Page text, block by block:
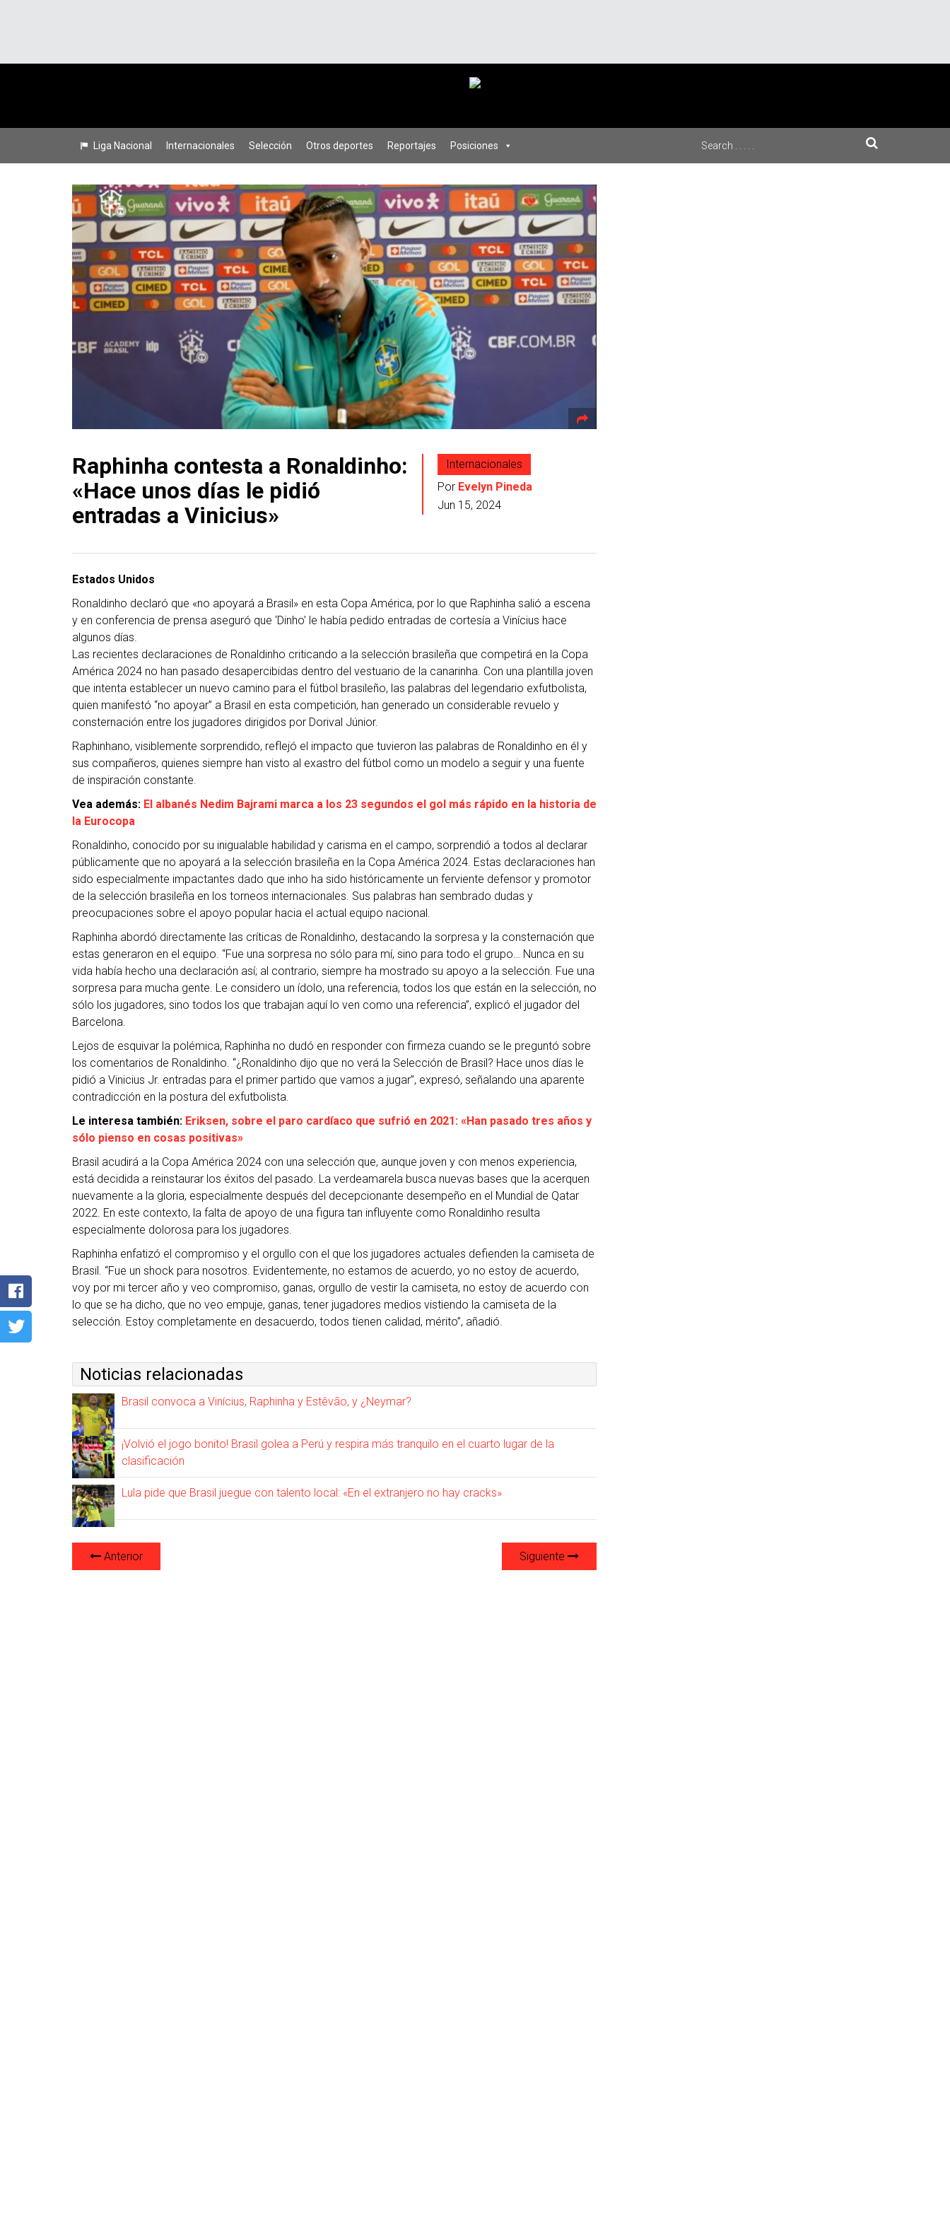
Liga Nacional Internacionales Selección Otros deportes Reportajes Posiciones
Raphinha contesta a Ronaldinho:
«Hace unos días le pidió
entradas a Vinicius»
Internacionales
Por Evelyn Pineda
Jun 15, 2024
Estados Unidos
Ronaldinho declaró que «no apoyará a Brasil» en esta Copa América, por lo que Raphinha salió a escena
y en conferencia de prensa aseguró que ‘Dinho’ le había pedido entradas de cortesía a Vinícius hace
algunos días.
Las recientes declaraciones de Ronaldinho criticando a la selección brasileña que competirá en la Copa
América 2024 no han pasado desapercibidas dentro del vestuario de la canarinha. Con una plantilla joven
que intenta establecer un nuevo camino para el fútbol brasileño, las palabras del legendario exfutbolista,
quien manifestó “no apoyar” a Brasil en esta competición, han generado un considerable revuelo y
consternación entre los jugadores dirigidos por Dorival Júnior.
Raphinhano, visiblemente sorprendido, reflejó el impacto que tuvieron las palabras de Ronaldinho en él y
sus compañeros, quienes siempre han visto al exastro del fútbol como un modelo a seguir y una fuente
de inspiración constante.
Vea además: El albanés Nedim Bajrami marca a los 23 segundos el gol más rápido en la historia de
la Eurocopa
Ronaldinho, conocido por su inigualable habilidad y carisma en el campo, sorprendió a todos al declarar
públicamente que no apoyará a la selección brasileña en la Copa América 2024. Estas declaraciones han
sido especialmente impactantes dado que inho ha sido históricamente un ferviente defensor y promotor
de la selección brasileña en los torneos internacionales. Sus palabras han sembrado dudas y
preocupaciones sobre el apoyo popular hacia el actual equipo nacional.
Raphinha abordó directamente las críticas de Ronaldinho, destacando la sorpresa y la consternación que
estas generaron en el equipo. “Fue una sorpresa no sólo para mí, sino para todo el grupo… Nunca en su
vida había hecho una declaración así; al contrario, siempre ha mostrado su apoyo a la selección. Fue una
sorpresa para mucha gente. Le considero un ídolo, una referencia, todos los que están en la selección, no
sólo los jugadores, sino todos los que trabajan aquí lo ven como una referencia”, explicó el jugador del
Barcelona.
Lejos de esquivar la polémica, Raphinha no dudó en responder con firmeza cuando se le preguntó sobre
los comentarios de Ronaldinho. “¿Ronaldinho dijo que no verá la Selección de Brasil? Hace unos días le
pidió a Vinicius Jr. entradas para el primer partido que vamos a jugar”, expresó, señalando una aparente
contradicción en la postura del exfutbolista.
Le interesa también: Eriksen, sobre el paro cardíaco que sufrió en 2021: «Han pasado tres años y
sólo pienso en cosas positivas»
Brasil acudirá a la Copa América 2024 con una selección que, aunque joven y con menos experiencia,
está decidida a reinstaurar los éxitos del pasado. La verdeamarela busca nuevas bases que la acerquen
nuevamente a la gloria, especialmente después del decepcionante desempeño en el Mundial de Qatar
2022. En este contexto, la falta de apoyo de una figura tan influyente como Ronaldinho resulta
especialmente dolorosa para los jugadores.
Raphinha enfatizó el compromiso y el orgullo con el que los jugadores actuales defienden la camiseta de
Brasil. “Fue un shock para nosotros. Evidentemente, no estamos de acuerdo, yo no estoy de acuerdo,
voy por mi tercer año y veo compromiso, ganas, orgullo de vestir la camiseta, no estoy de acuerdo con
lo que se ha dicho, que no veo empuje, ganas, tener jugadores medios vistiendo la camiseta de la
selección. Estoy completamente en desacuerdo, todos tienen calidad, mérito”, añadió.
Noticias relacionadas
Brasil convoca a Vinícius, Raphinha y Estêvão, y ¿Neymar?
¡Volvió el jogo bonito! Brasil golea a Perú y respira más tranquilo en el cuarto lugar de la
clasificación
Lula pide que Brasil juegue con talento local: «En el extranjero no hay cracks»
Anterior Siguiente